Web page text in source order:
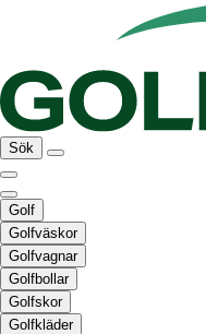
Sök
Golf
Golfväskor
Golfvagnar
Golfbollar
Golfskor
Golfkläder